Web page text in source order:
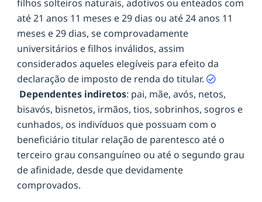
filhos solteiros naturais, adotivos ou enteados com
até 21 anos 11 meses e 29 dias ou até 24 anos 11
meses e 29 dias, se comprovadamente
universitários e filhos inválidos, assim
considerados aqueles elegíveis para efeito da
declaração de imposto de renda do titular.
Dependentes indiretos: pai, mãe, avós, netos,
bisavós, bisnetos, irmãos, tios, sobrinhos, sogros e
cunhados, os indivíduos que possuam com o
beneficiário titular relação de parentesco até o
terceiro grau consanguíneo ou até o segundo grau
de afinidade, desde que devidamente
comprovados.